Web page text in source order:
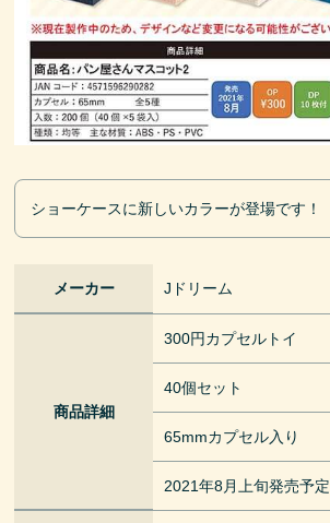
ショーケースに新しいカラーが登場です！
メーカー Jドリーム
商品詳細
300円カプセルトイ
40個セット
65mmカプセル入り
2021年8月上旬発売予定